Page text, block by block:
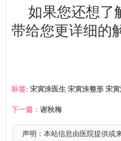
如果您还想了
带给您更详细的
标签: 宋寅洙医生宋寅洙整形宋
下一篇： 谢秋梅
声明：本站信息由医院提供或